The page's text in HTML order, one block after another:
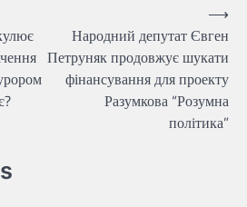
Народний депутат Євген
Петруняк продовжує шукати
фінансування для проекту
Разумкова “Розумна
політика”
⟶